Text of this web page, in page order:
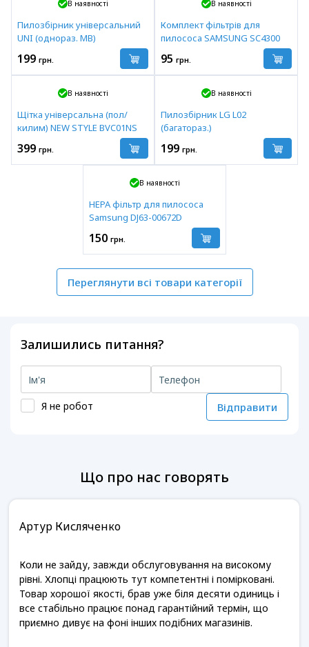
В наявності
Пилозбірник універсальний
UNI (однораз. МВ)
199 грн.
В наявності
Комплект фільтрів для
пилососа SAMSUNG SC4300
95 грн.
В наявності
Щітка універсальна (пол/
килим) NEW STYLE BVC01NS
399 грн.
В наявності
Пилозбірник LG L02
(багатораз.)
199 грн.
В наявності
HEPA фільтр для пилососа
Samsung DJ63-00672D
150 грн.
Переглянути всі товари категорії
Залишились питання?
Я не робот Відправити
Що про нас говорять
Артур Кисляченко
Коли не зайду, завжди обслуговування на високому
рівні. Хлопці працюють тут компетентні і помірковані.
Товар хорошої якості, брав уже біля десяти одиниць і
все стабільно працює понад гарантійний термін, що
приємно дивує на фоні інших подібних магазинів.